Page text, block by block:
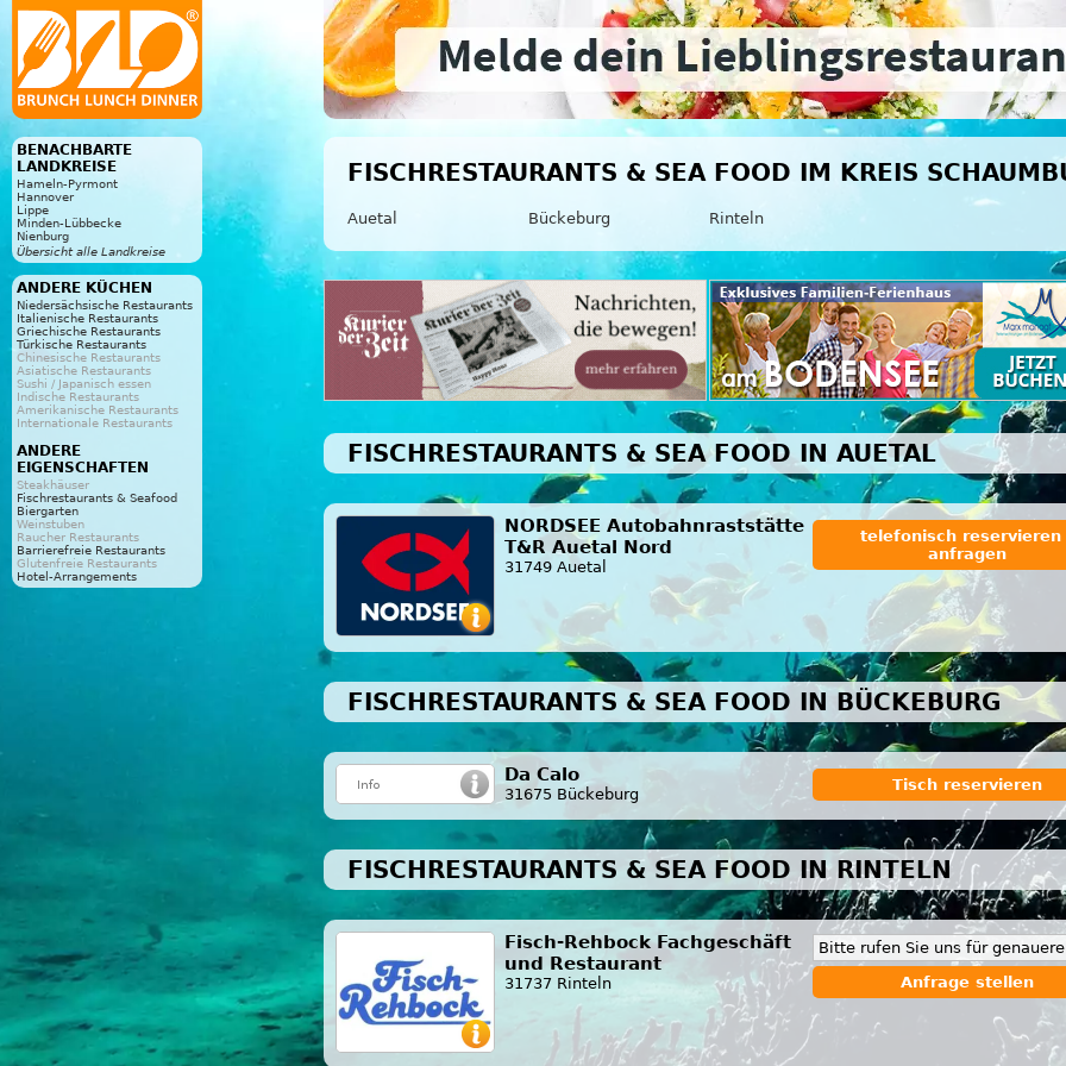
BENACHBARTE
LANDKREISE
Hameln-Pyrmont
Hannover
Lippe
Minden-Lübbecke
Nienburg
Übersicht alle Landkreise
ANDERE KÜCHEN
Niedersächsische Restaurants
Italienische Restaurants
Griechische Restaurants
Türkische Restaurants
Chinesische Restaurants
Asiatische Restaurants
Sushi / Japanisch essen
Indische Restaurants
Amerikanische Restaurants
Internationale Restaurants
ANDERE
EIGENSCHAFTEN
Steakhäuser
Fischrestaurants & Seafood
Biergarten
Weinstuben
Raucher Restaurants
Barrierefreie Restaurants
Glutenfreie Restaurants
Hotel-Arrangements
FISCHRESTAURANTS & SEA FOOD IM KREIS
Auetal Bückeburg Rinteln
FISCHRESTAURANTS & SEA FOOD IN AUETAL
NORDSEE Autobahnraststätte
T&R Auetal Nord
31749 Auetal
telefonisch reservieren
anfragen
FISCHRESTAURANTS & SEA FOOD IN BÜCKEBURG
Da Calo
31675 Bückeburg
Tisch reservieren
FISCHRESTAURANTS & SEA FOOD IN RINTELN
Fisch-Rehbock Fachgeschäft
und Restaurant
31737 Rinteln
Bitte rufen Sie uns für
Anfrage stellen